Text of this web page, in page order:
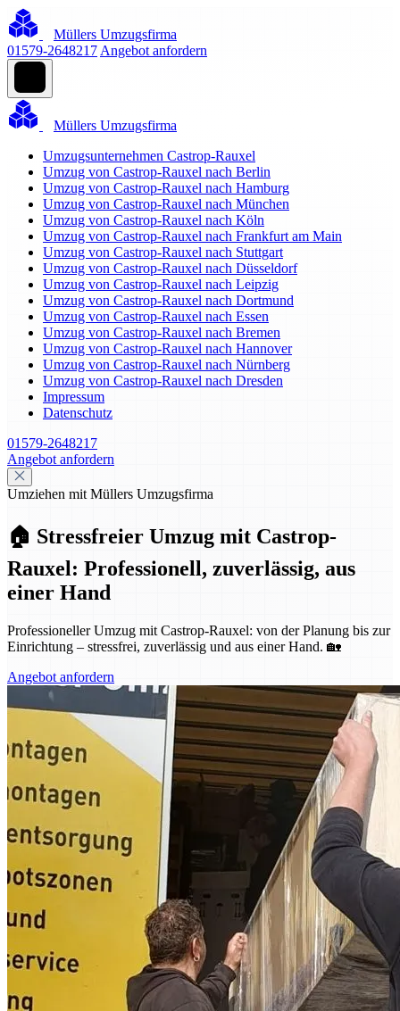
Müllers Umzugsfirma
01579-2648217 Angebot anfordern
Müllers Umzugsfirma
Umzugsunternehmen Castrop-Rauxel
Umzug von Castrop-Rauxel nach Berlin
Umzug von Castrop-Rauxel nach Hamburg
Umzug von Castrop-Rauxel nach München
Umzug von Castrop-Rauxel nach Köln
Umzug von Castrop-Rauxel nach Frankfurt am Main
Umzug von Castrop-Rauxel nach Stuttgart
Umzug von Castrop-Rauxel nach Düsseldorf
Umzug von Castrop-Rauxel nach Leipzig
Umzug von Castrop-Rauxel nach Dortmund
Umzug von Castrop-Rauxel nach Essen
Umzug von Castrop-Rauxel nach Bremen
Umzug von Castrop-Rauxel nach Hannover
Umzug von Castrop-Rauxel nach Nürnberg
Umzug von Castrop-Rauxel nach Dresden
Impressum
Datenschutz
01579-2648217
Angebot anfordern
Umziehen mit Müllers Umzugsfirma
🏠 Stressfreier Umzug mit Castrop-
Rauxel: Professionell, zuverlässig, aus
einer Hand
Professioneller Umzug mit Castrop-Rauxel: von der Planung bis zur
Einrichtung – stressfrei, zuverlässig und aus einer Hand. 🏡
Angebot anfordern